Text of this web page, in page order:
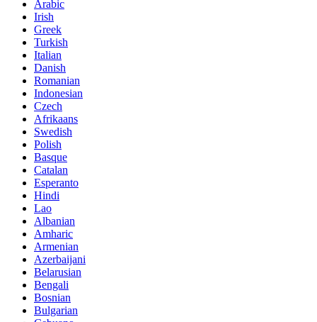
Arabic
Irish
Greek
Turkish
Italian
Danish
Romanian
Indonesian
Czech
Afrikaans
Swedish
Polish
Basque
Catalan
Esperanto
Hindi
Lao
Albanian
Amharic
Armenian
Azerbaijani
Belarusian
Bengali
Bosnian
Bulgarian